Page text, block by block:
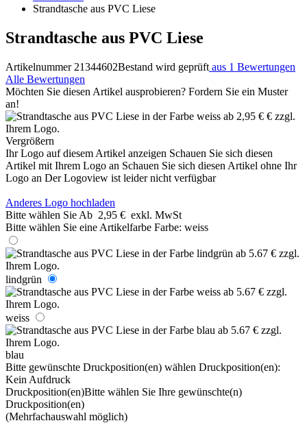
Strandtasche aus PVC Liese
Strandtasche aus PVC Liese
Artikelnummer 21344602Bestand wird geprüft aus 1 Bewertungen
Alle Bewertungen
Möchten Sie diesen Artikel ausprobieren? Fordern Sie ein Muster
an!
Vergrößern
Ihr Logo auf diesem Artikel anzeigen Schauen Sie sich diesen
Artikel mit Ihrem Logo an Schauen Sie sich diesen Artikel ohne Ihr
Logo an Der Logoview ist leider nicht verfügbar
Anderes Logo hochladen
Bitte wählen Sie Ab 2,95 € exkl. MwSt
Bitte wählen Sie eine Artikelfarbe Farbe: weiss
lindgrün
weiss
blau
Bitte gewünschte Druckposition(en) wählen Druckposition(en):
Kein Aufdruck
Druckposition(en)Bitte wählen Sie Ihre gewünschte(n)
Druckposition(en)
(Mehrfachauswahl möglich)